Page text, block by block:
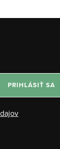
PRIHLÁSIŤ SA